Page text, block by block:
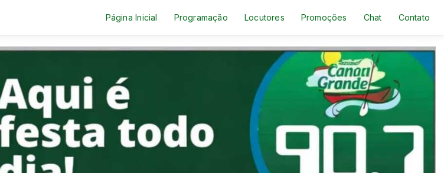
Página Inicial Programação Locutores Promoções Chat Contato